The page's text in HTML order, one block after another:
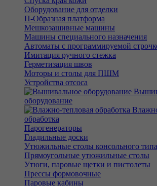
Оборудование для отделки
П-Образная платформа
Мешкозашивные машины
Машины специального назначения
Автоматы с программируемой
Имитация ручного стежка
Герметизация швов
Моторы и столы для ПШМ
Устройства отсоса
оборудование
обработка
Парогенераторы
Гладильные доски
Утюжильные столы консольного типа
Прямоугольные утюжильные столы
Утюги, паровые щетки и пистолеты
Прессы формовочные
Паровые кабины